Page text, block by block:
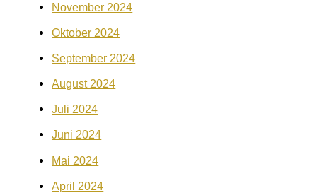
November 2024
Oktober 2024
September 2024
August 2024
Juli 2024
Juni 2024
Mai 2024
April 2024